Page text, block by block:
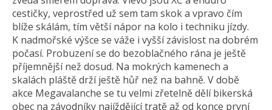
cestičky, veprostřed už sem tam skok a vpravo čím
blíže skálám, tím větší nápor na kolo i techniku jízdy.
K nadmořské výšce se váže i vyšší závislost na dobrém
počasí. Probuzení se do bezoblačného rána je ještě
příjemnější než dosud. Na mokrých kamenech a
skalách pláště drží ještě hůř než na bahně. V době
akce Megavalanche se tu velmi zřetelně dělí bikerská
obec na závodníky najíždějící tratě až od konce první